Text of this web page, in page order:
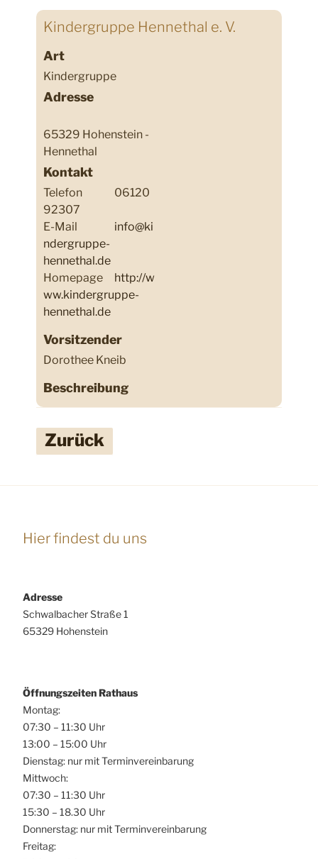
Kindergruppe Hennethal e. V.
Art
Kindergruppe
Adresse
65329 Hohenstein -
Hennethal
Kontakt
Telefon
06120
92307
E-Mail
info@ki
ndergruppe-
hennethal.de
Homepage
http://w
ww.kindergruppe-
hennethal.de
Vorsitzender
Dorothee Kneib
Beschreibung
Zurück
Hier findest du uns
Adresse
Schwalbacher Straße 1
65329 Hohenstein
Öffnungszeiten Rathaus
Montag:
07:30 – 11:30 Uhr
13:00 – 15:00 Uhr
Dienstag: nur mit Terminvereinbarung
Mittwoch:
07:30 – 11:30 Uhr
15:30 – 18.30 Uhr
Donnerstag: nur mit Terminvereinbarung
Freitag: